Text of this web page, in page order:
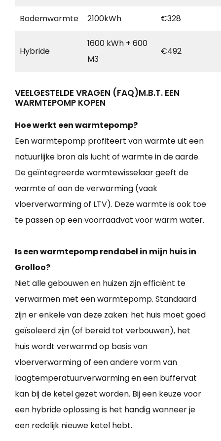
Bodemwarmte 2100kWh €328
Hybride
1600 kWh + 600
M3
€492
VEELGESTELDE VRAGEN (FAQ)M.B.T. EEN
WARMTEPOMP KOPEN
Hoe werkt een warmtepomp?
Een warmtepomp profiteert van warmte uit een
natuurlijke bron als lucht of warmte in de aarde.
De geïntegreerde warmtewisselaar geeft de
warmte af aan de verwarming (vaak
vloerverwarming of LTV). Deze warmte is ook toe
te passen op een voorraadvat voor warm water.
Is een warmtepomp rendabel in mijn huis in
Grolloo?
Niet alle gebouwen en huizen zijn efficiënt te
verwarmen met een warmtepomp. Standaard
zijn er enkele van deze zaken: het huis moet goed
geïsoleerd zijn (of bereid tot verbouwen), het
huis wordt verwarmd op basis van
vloerverwarming of een andere vorm van
laagtemperatuurverwarming en een buffervat
kan bij de ketel gezet worden. Bij een keuze voor
een hybride oplossing is het handig wanneer je
een redelijk nieuwe ketel hebt.